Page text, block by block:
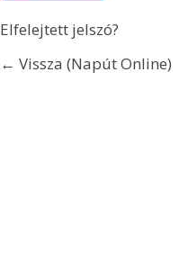
Elfelejtett jelszó?
← Vissza (Napút Online)